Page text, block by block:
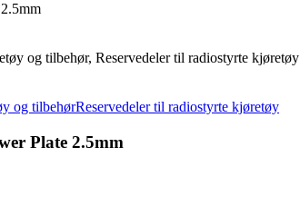
og tilbehør, Reservedeler til radiostyrte kjøretøy
og tilbehørReservedeler til radiostyrte kjøretøy
Plate 2.5mm